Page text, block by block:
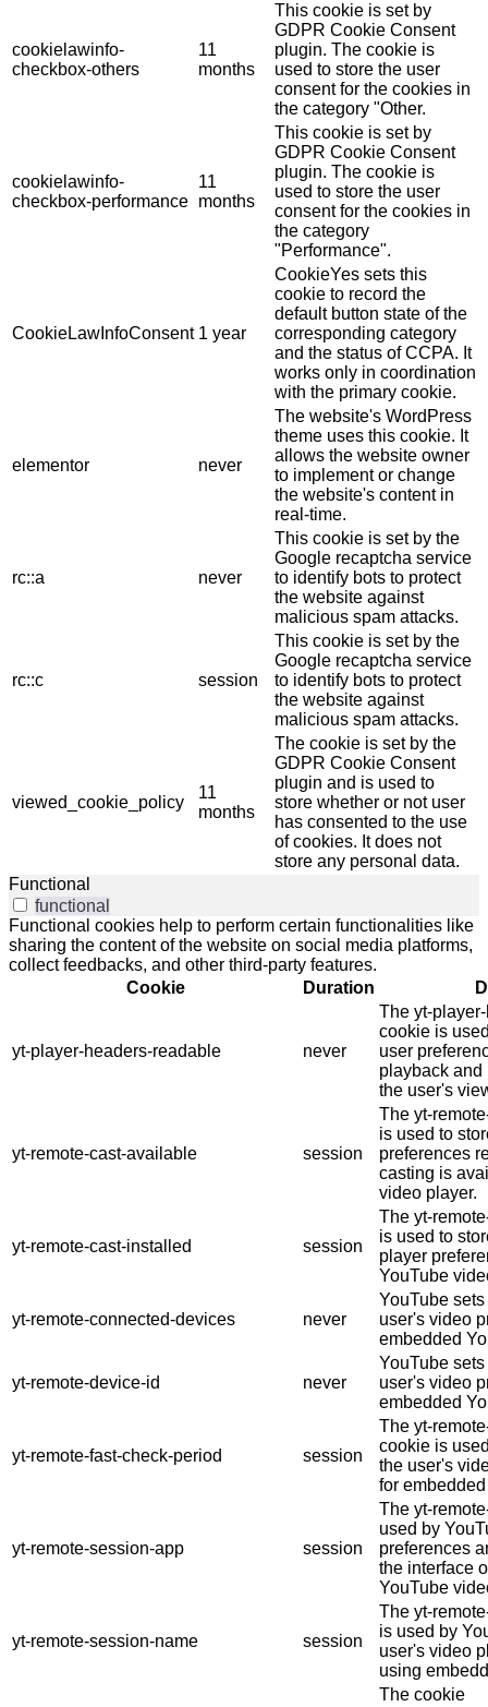
cookielawinfo-
checkbox-others
11
months
This cookie is set by
GDPR Cookie Consent
plugin. The cookie is
used to store the user
consent for the cookies in
the category "Other.
cookielawinfo-
checkbox-performance
11
months
This cookie is set by
GDPR Cookie Consent
plugin. The cookie is
used to store the user
consent for the cookies in
the category
"Performance".
CookieLawInfoConsent 1 year
CookieYes sets this
cookie to record the
default button state of the
corresponding category
and the status of CCPA. It
works only in coordination
with the primary cookie.
elementor never
The website's WordPress
theme uses this cookie. It
allows the website owner
to implement or change
the website's content in
real-time.
rc::a never
This cookie is set by the
Google recaptcha service
to identify bots to protect
the website against
malicious spam attacks.
rc::c session
This cookie is set by the
Google recaptcha service
to identify bots to protect
the website against
malicious spam attacks.
viewed_cookie_policy
11
months
The cookie is set by the
GDPR Cookie Consent
plugin and is used to
store whether or not user
has consented to the use
of cookies. It does not
store any personal data.
Functional
functional
Functional cookies help to perform certain functionalities like
sharing the content of the website on social media platforms,
collect feedbacks, and other third-party features.
Cookie
Duration
yt-player-headers-readable never
The yt-
cookie is
user
playback and
the user's
yt-remote-cast-available session
The yt-
is used to
preferences
casting is
video player.
yt-remote-cast-installed session
The yt-
is used to
player
YouTube
yt-remote-connected-devices never
YouTube
user's video
embedded
yt-remote-device-id never
YouTube
user's video
embedded
yt-remote-fast-check-period session
The yt-
cookie is
the user's
for
yt-remote-session-app session
The yt-
used by
preferences
the interface
YouTube
yt-remote-session-name session
The yt-
is used by
user's video
using
The cookie